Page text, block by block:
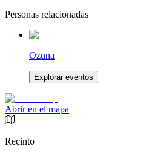
Personas relacionadas
Ozuna
Explorar eventos
Abrir en el mapa
Recinto